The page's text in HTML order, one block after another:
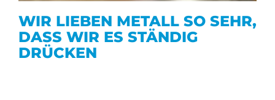
WIR LIEBEN METALL SO SEHR,
DASS WIR ES STÄNDIG
DRÜCKEN